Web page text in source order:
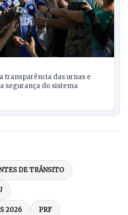
transparência das urnas e
segurança do sistema
DE TRÂNSITO
2026 PRF